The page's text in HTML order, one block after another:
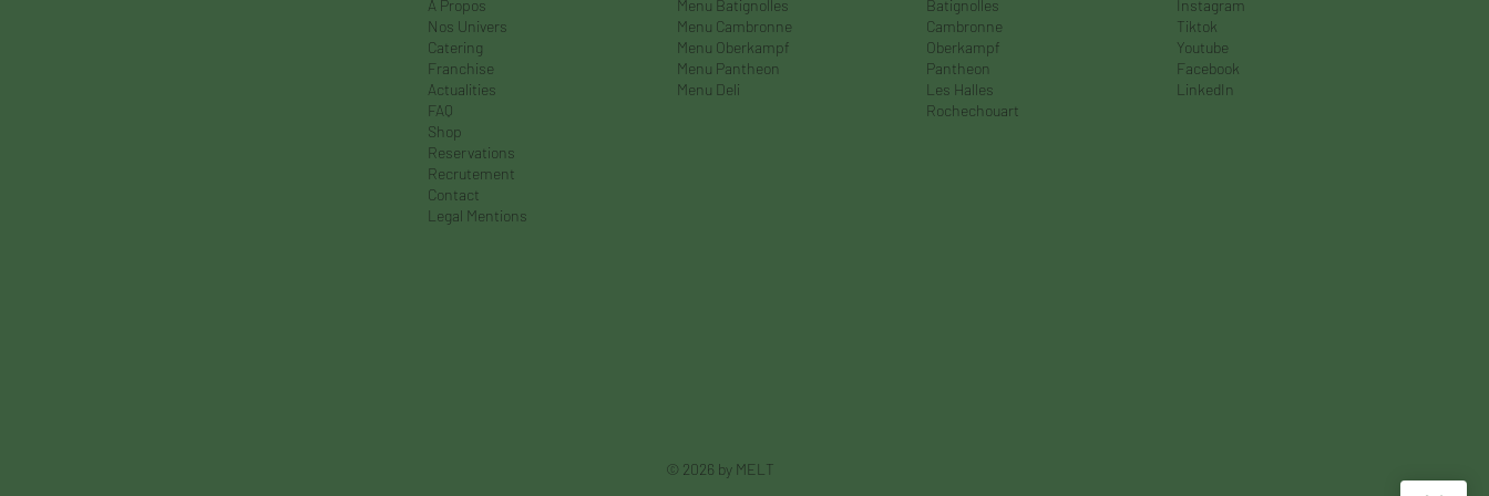
À Propos
Nos Univers
Catering
Franchise
Actualities
FAQ
Shop
Reservations
Recrutement
Contact
Legal Mentions
Menu Batignolles
Menu Cambronne
Menu Oberkampf
Menu Pantheon
Menu Deli
Batignolles
Cambronne
Oberkampf
Pantheon
Les Halles
Rochechouart
Instagram
Tiktok
Youtube
Facebook
LinkedIn
© 2026 by MELT